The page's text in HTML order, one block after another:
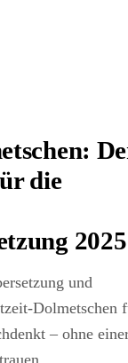
die
2025
und
Dolmetschen
– ohne